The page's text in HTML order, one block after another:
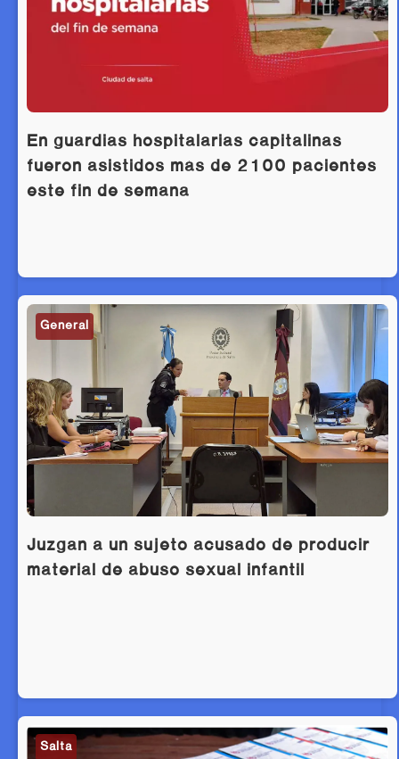
En guardias hospitalarias capitalinas
fueron asistidos más de 2100 pacientes
este fin de semana
General
Juzgan a un sujeto acusado de producir
material de abuso sexual infantil
Salta